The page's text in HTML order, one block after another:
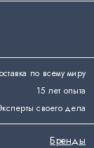
по всему миру
15 лет опыта
своего дела
Бренды